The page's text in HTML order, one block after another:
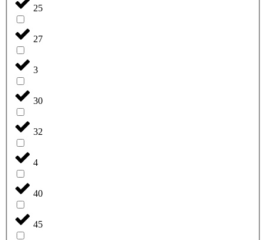
25
27
3
30
32
4
40
45